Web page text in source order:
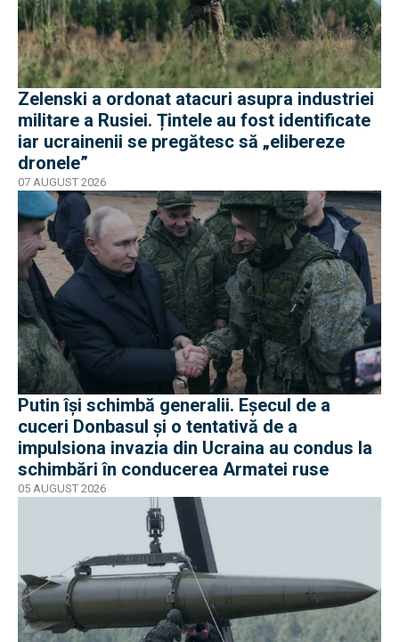
Zelenski a ordonat atacuri asupra industriei
militare a Rusiei. Țintele au fost identificate
iar ucrainenii se pregătesc să „elibereze
dronele”
07 AUGUST 2026
Putin își schimbă generalii. Eșecul de a
cuceri Donbasul și o tentativă de a
impulsiona invazia din Ucraina au condus la
schimbări în conducerea Armatei ruse
05 AUGUST 2026